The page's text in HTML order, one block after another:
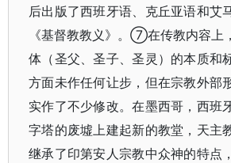
后出版了西班牙语、克丘亚语和艾
《基督教教义》。⑦在传教内容上
体（圣父、圣子、圣灵）的本质和
方面未作任何让步，但在宗教外部
实作了不少修改。在墨西哥，西班
字塔的废墟上建起新的教堂，天主
继承了印第安人宗教中众神的特点